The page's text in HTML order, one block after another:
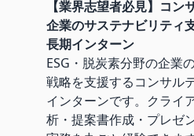
【業界志望者必見】コン
企業のサステナビリティ
長期インターン
ESG・脱炭素分野の企業
戦略を支援するコンサル
インターンです。クライ
析・提案書作成・プレゼ